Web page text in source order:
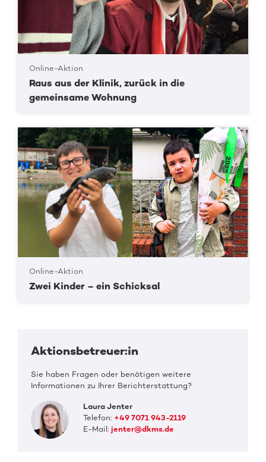
Online-Aktion
Raus aus der Klinik, zurück in die
gemeinsame Wohnung
Online-Aktion
Zwei Kinder – ein Schicksal
Aktionsbetreuer:in
Sie haben Fragen oder benötigen weitere
Informationen zu Ihrer Berichterstattung?
Laura Jenter
Telefon: +49 7071 943-2119
E-Mail:jenter@dkms.de